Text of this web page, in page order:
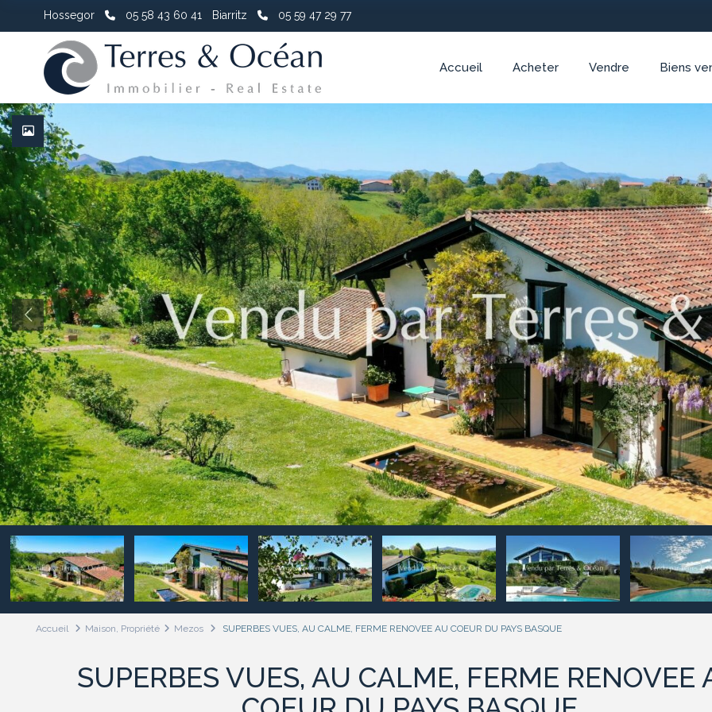
Hossegor 05 58 43 60 41 Biarritz 05 59 47 29 77
Accueil Acheter Vendre Biens
Accueil Maison, Propriété Mezos SUPERBES VUES, AU CALME, FERME RENOVEE AU COEUR DU PAYS BASQUE
SUPERBES VUES, AU CALME, FERME RENOVEE